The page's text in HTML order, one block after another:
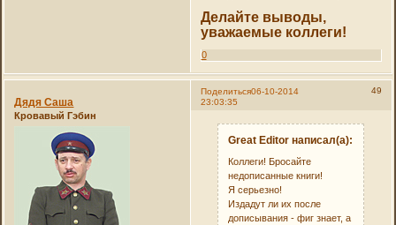
Делайте выводы,
уважаемые коллеги!
0
Поделиться 49
06-10-2014
23:03:35
Дядя Саша
Кровавый Гэбин
Great Editor написал(а):
Коллеги! Бросайте
недописанные книги!
Я серьезно!
Издадут ли их после
дописывания - фиг знает, а